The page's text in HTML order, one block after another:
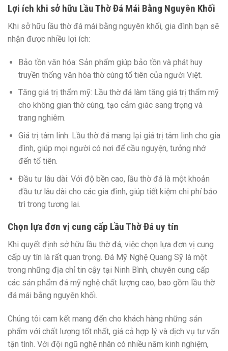
Lợi ích khi sở hữu Lầu Thờ Đá Mái Bằng Nguyên Khối
Khi sở hữu lầu thờ đá mái bằng nguyên khối, gia đình bạn sẽ
nhận được nhiều lợi ích:
Bảo tồn văn hóa: Sản phẩm giúp bảo tồn và phát huy
truyền thống văn hóa thờ cúng tổ tiên của người Việt.
Tăng giá trị thẩm mỹ: Lầu thờ đá làm tăng giá trị thẩm mỹ
cho không gian thờ cúng, tạo cảm giác sang trọng và
trang nghiêm.
Giá trị tâm linh: Lầu thờ đá mang lại giá trị tâm linh cho gia
đình, giúp mọi người có nơi để cầu nguyện, tưởng nhớ
đến tổ tiên.
Đầu tư lâu dài: Với độ bền cao, lầu thờ đá là một khoản
đầu tư lâu dài cho các gia đình, giúp tiết kiệm chi phí bảo
trì trong tương lai.
Chọn lựa đơn vị cung cấp Lầu Thờ Đá uy tín
Khi quyết định sở hữu lầu thờ đá, việc chọn lựa đơn vị cung
cấp uy tín là rất quan trọng. Đá Mỹ Nghệ Quang Sỹ là một
trong những địa chỉ tin cậy tại Ninh Bình, chuyên cung cấp
các sản phẩm đá mỹ nghệ chất lượng cao, bao gồm lầu thờ
đá mái bằng nguyên khối.
Chúng tôi cam kết mang đến cho khách hàng những sản
phẩm với chất lượng tốt nhất, giá cả hợp lý và dịch vụ tư vấn
tận tình. Với đội ngũ nghệ nhân có nhiều năm kinh nghiệm,